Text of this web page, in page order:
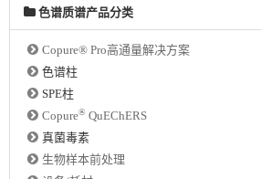
色谱质谱产品分类
Copure® Pro高通量解决方案
色谱柱
SPE柱
Copure® QuEChERS
真菌毒素
生物样本前处理